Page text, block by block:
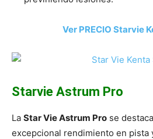
Ver PRECIO Starvie
Starvie Astrum Pro
La Star Vie Astrum Pro se
excepcional rendimiento en pista